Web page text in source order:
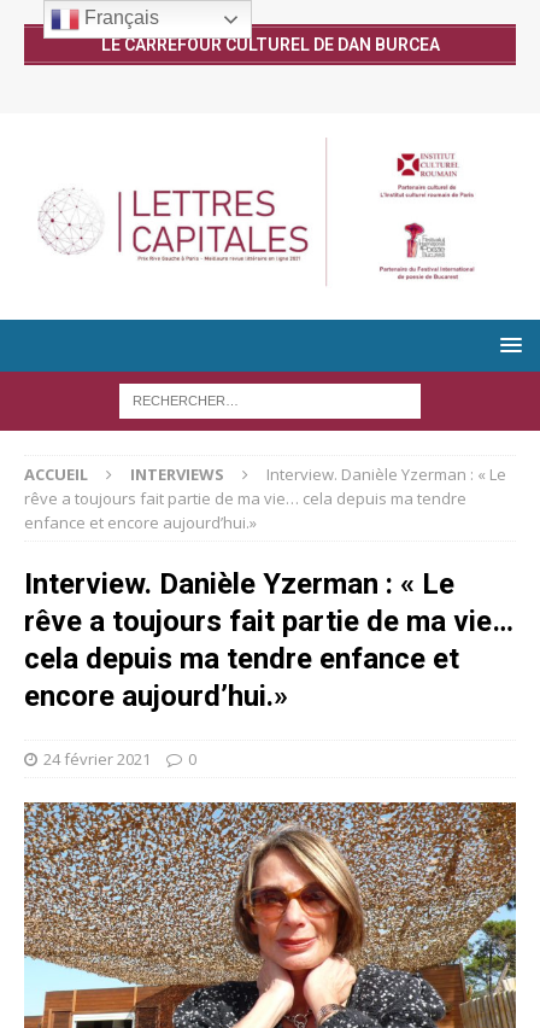
LE CARREFOUR CULTUREL DE DAN BURCEA
ACCUEIL INTERVIEWS
Interview. Danièle Yzerman : « Le
rêve a toujours fait partie de ma vie… cela depuis ma tendre
enfance et encore aujourd’hui.»
Interview. Danièle Yzerman : « Le
rêve a toujours fait partie de ma vie…
cela depuis ma tendre enfance et
encore aujourd’hui.»
24 février 2021 0
Français